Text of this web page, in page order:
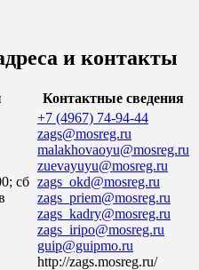
и контакты
Контактные сведения
сб
+7 (4967) 74-94-44
zags@mosreg.ru
malakhovaoyu@mosreg.ru
zuevayuyu@mosreg.ru
zags_okd@mosreg.ru
zags_priem@mosreg.ru
zags_kadry@mosreg.ru
zags_iripo@mosreg.ru
guip@guipmo.ru
http://zags.mosreg.ru/